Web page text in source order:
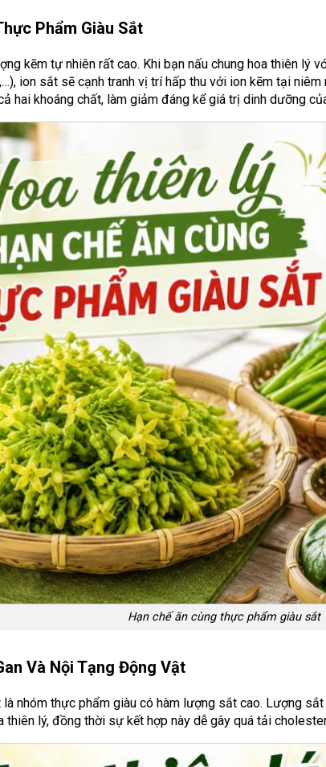
Phẩm Giàu Sắt
kẽm tự nhiên rất cao. Khi bạn nấu chung hoa thiên lý
ion sắt sẽ cạnh tranh vị trí hấp thu với ion kẽm tại
hai khoáng chất, làm giảm đáng kể giá trị dinh dưỡng
Hạn chế ăn cùng thực phẩm giàu sắt
Và Nội Tạng Động Vật
là nhóm thực phẩm giàu có hàm lượng sắt cao. Lượng
thiên lý, đồng thời sự kết hợp này dễ gây quá tải